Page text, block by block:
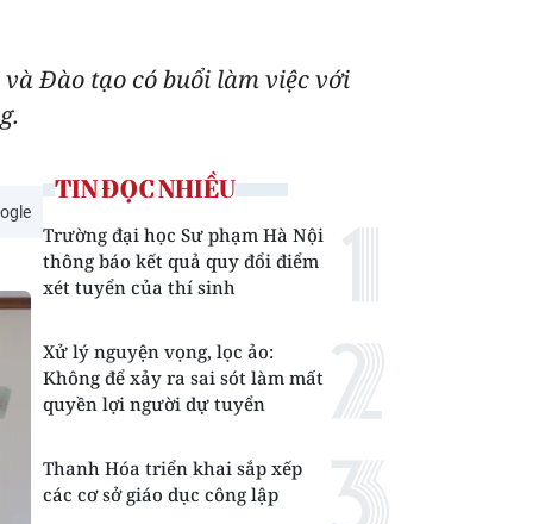
Đào tạo có buổi làm việc với
TIN ĐỌC NHIỀU
Trường đại học Sư phạm Hà Nội
thông báo kết quả quy đổi điểm
xét tuyển của thí sinh
Xử lý nguyện vọng, lọc ảo:
Không để xảy ra sai sót làm mất
quyền lợi người dự tuyển
Thanh Hóa triển khai sắp xếp
các cơ sở giáo dục công lập